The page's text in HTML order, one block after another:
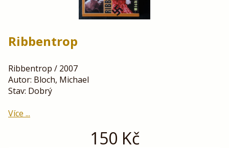
Ribbentrop
Ribbentrop / 2007
Autor: Bloch, Michael
Stav: Dobrý
Více ...
150 Kč